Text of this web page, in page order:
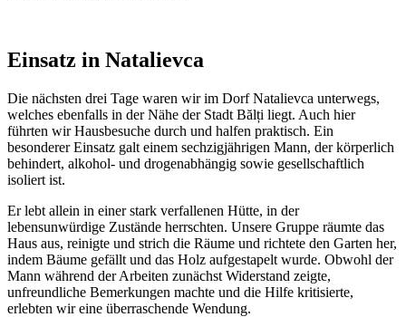
Einsatz in Natalievca
Die nächsten drei Tage waren wir im Dorf Natalievca unterwegs,
welches ebenfalls in der Nähe der Stadt Bălți liegt. Auch hier
führten wir Hausbesuche durch und halfen praktisch. Ein
besonderer Einsatz galt einem sechzigjährigen Mann, der körperlich
behindert, alkohol- und drogenabhängig sowie gesellschaftlich
isoliert ist.
Er lebt allein in einer stark verfallenen Hütte, in der
lebensunwürdige Zustände herrschten. Unsere Gruppe räumte das
Haus aus, reinigte und strich die Räume und richtete den Garten her,
indem Bäume gefällt und das Holz aufgestapelt wurde. Obwohl der
Mann während der Arbeiten zunächst Widerstand zeigte,
unfreundliche Bemerkungen machte und die Hilfe kritisierte,
erlebten wir eine überraschende Wendung.